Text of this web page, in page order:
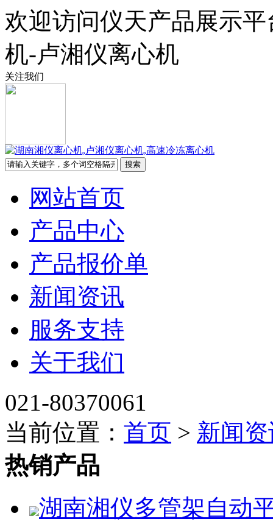
欢迎访问仪天产品展示
机-卢湘仪离心机
关注我们
网站首页
产品中心
产品报价单
新闻资讯
服务支持
关于我们
021-80370061
当前位置： 首页 > 新闻
热销产品
湖南湘仪多管架自动